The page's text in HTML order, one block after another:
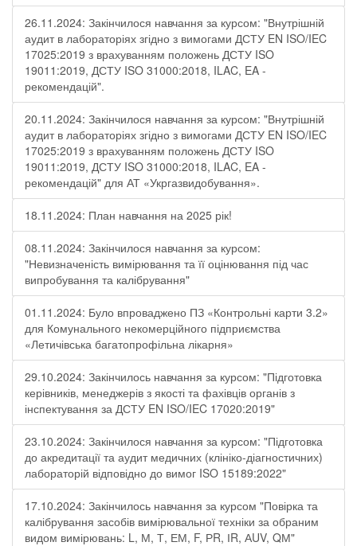
26.11.2024: Закінчилося навчання за курсом: "Внутрішній
аудит в лабораторіях згідно з вимогами ДСТУ EN ISO/IEC
17025:2019 з врахуванням положень ДСТУ ISO
19011:2019, ДСТУ ISO 31000:2018, ILAC, EA -
рекомендацій".
20.11.2024: Закінчилося навчання за курсом: "Внутрішній
аудит в лабораторіях згідно з вимогами ДСТУ EN ISO/IEC
17025:2019 з врахуванням положень ДСТУ ISO
19011:2019, ДСТУ ISO 31000:2018, ILAC, EA -
рекомендацій" для АТ «Укргазвидобування».
18.11.2024: План навчання на 2025 рік!
08.11.2024: Закінчилося навчання за курсом:
"Невизначеність вимірювання та її оцінювання під час
випробування та калібрування"
01.11.2024: Було впроваджено ПЗ «Контрольні карти 3.2»
для Комунального некомерційного підприємства
«Летичівська багатопрофільна лікарня»
29.10.2024: Закінчилось навчання за курсом: "Підготовка
керівників, менеджерів з якості та фахівців органів з
інспектування за ДСТУ EN ISO/IEC 17020:2019"
23.10.2024: Закінчилося навчання за курсом: "Підготовка
до акредитації та аудит медичних (клініко-діагностичних)
лабораторій відповідно до вимог ISO 15189:2022"
17.10.2024: Закінчилось навчання за курсом "Повірка та
калібрування засобів вимірювальної техніки за обраним
видом вимірювань: L, М, Т, ЕМ, F, РR, ІR, АUV, QМ"